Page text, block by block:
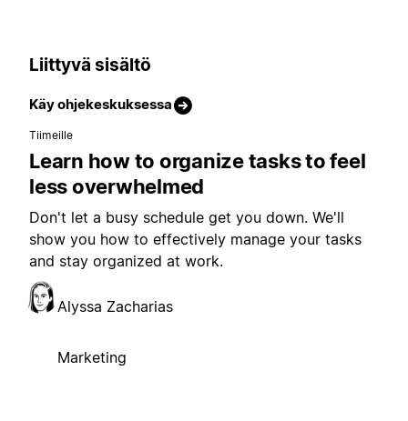
Liittyvä sisältö
Käy ohjekeskuksessa
Tiimeille
Learn how to organize tasks to feel
less overwhelmed
Don't let a busy schedule get you down. We'll
show you how to effectively manage your tasks
and stay organized at work.
Alyssa Zacharias
Marketing